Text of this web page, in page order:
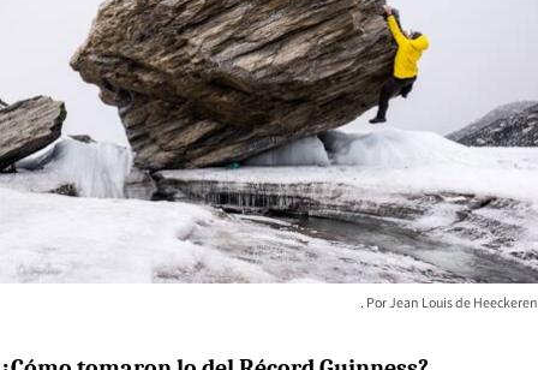
Jean Louis de Heeckeren